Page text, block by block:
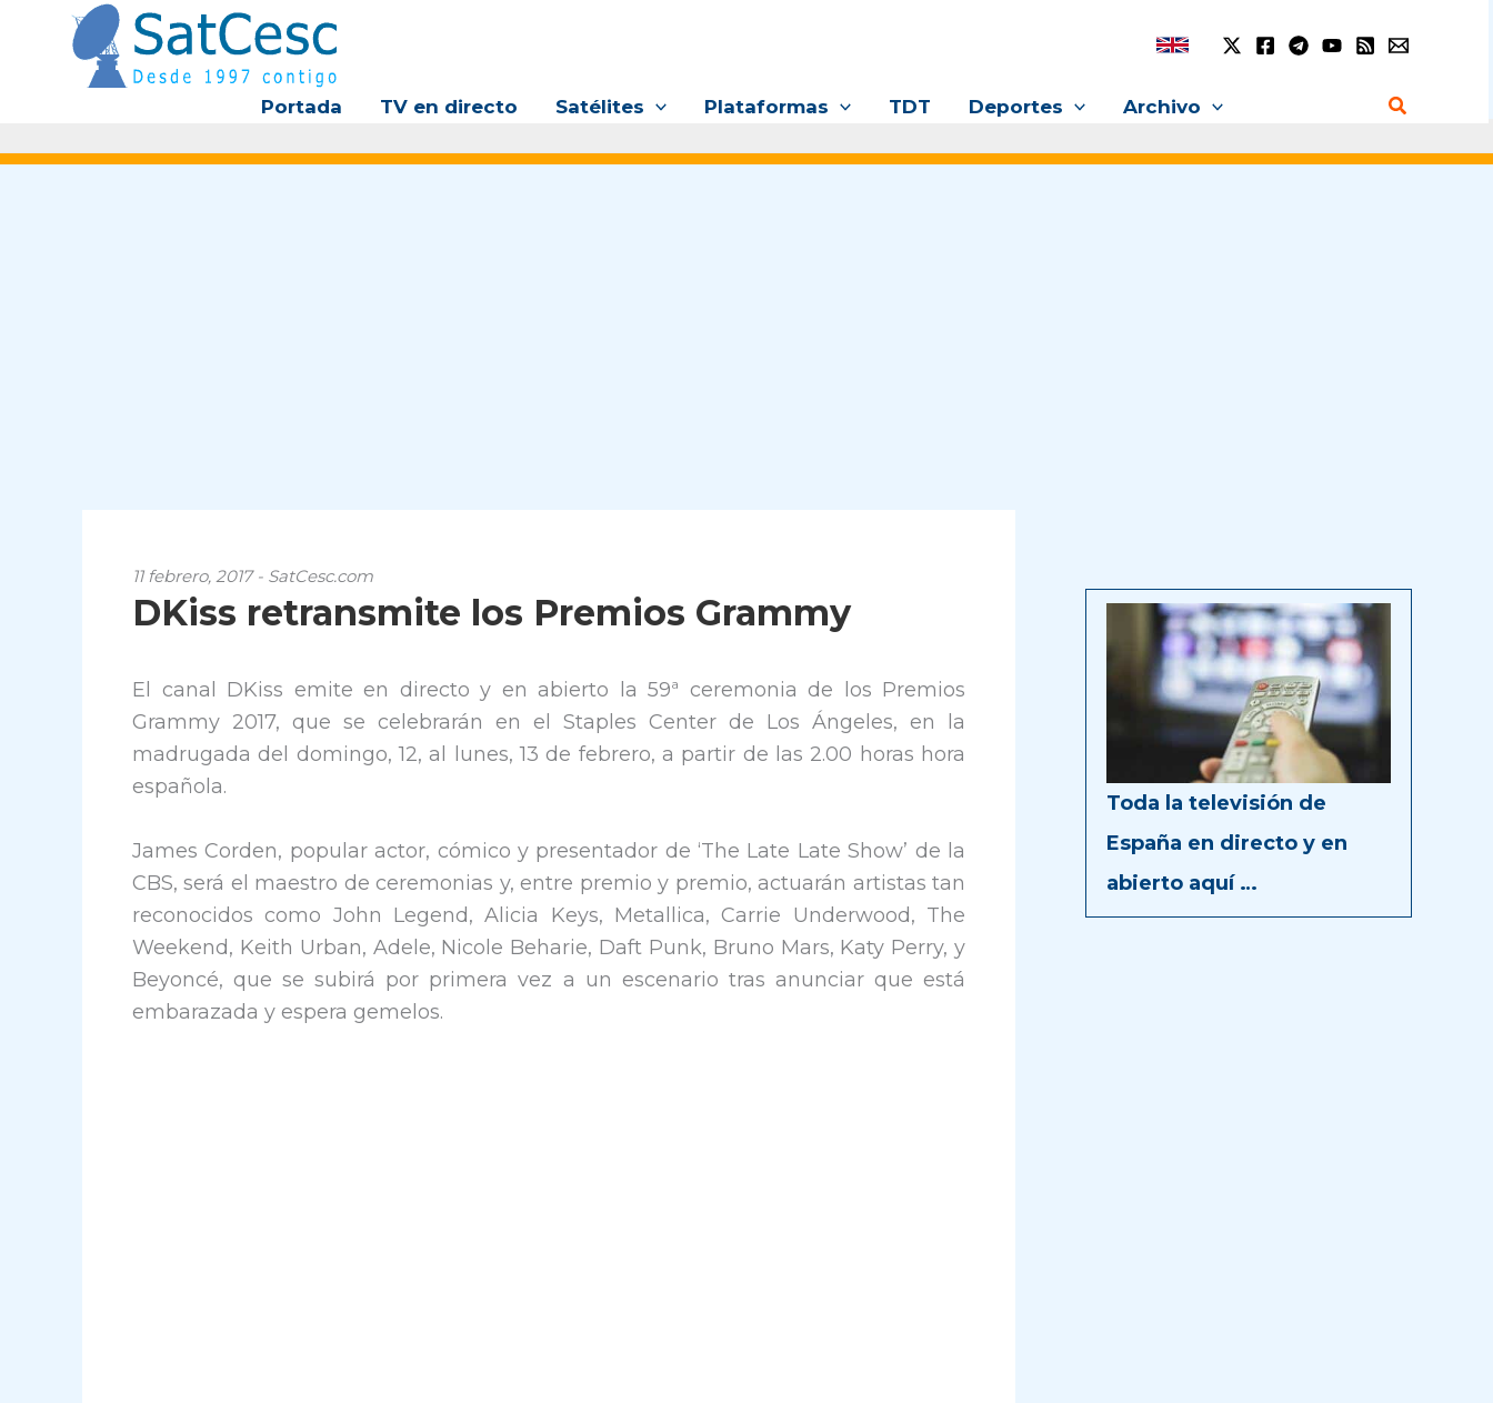
contenido
Portada TV en directo Satélites Plataformas TDT Deportes Archivo Buscar
11 febrero, 2017 - SatCesc.com
DKiss retransmite los Premios Grammy
El canal DKiss emite en directo y en abierto la 59ª ceremonia de los Premios
Grammy 2017, que se celebrarán en el Staples Center de Los Ángeles, en la
madrugada del domingo, 12, al lunes, 13 de febrero, a partir de las 2.00 horas hora
española.
James Corden, popular actor, cómico y presentador de ‘The Late Late Show’ de la
CBS, será el maestro de ceremonias y, entre premio y premio, actuarán artistas tan
reconocidos como John Legend, Alicia Keys, Metallica, Carrie Underwood, The
Weekend, Keith Urban, Adele, Nicole Beharie, Daft Punk, Bruno Mars, Katy Perry, y
Beyoncé, que se subirá por primera vez a un escenario tras anunciar que está
embarazada y espera gemelos.
Toda la televisión de
España en directo y en
abierto aquí …